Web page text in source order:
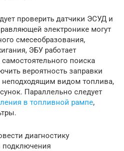
проверить датчики ЭСУД и
электронике могут
смесеобразования,
ЭБУ работает
поиска
вероятность заправки
видом топлива,
Параллельно следует
в топливной рампе,
диагностику